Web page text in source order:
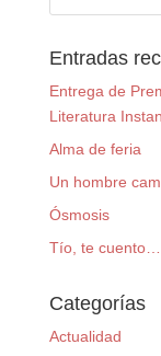
Entradas
Entrega de
Literatura
Alma de feria
Un hombre
Ósmosis
Tío, te cuento…
Categorías
Actualidad